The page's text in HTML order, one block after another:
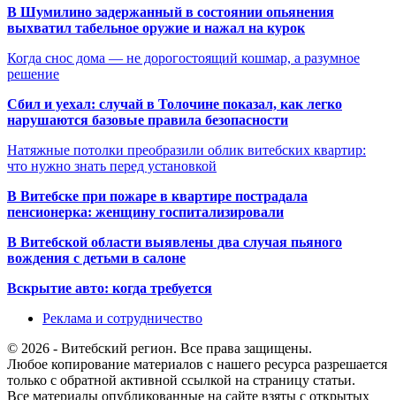
В Шумилино задержанный в состоянии опьянения
выхватил табельное оружие и нажал на курок
Когда снос дома — не дорогостоящий кошмар, а разумное
решение
Сбил и уехал: случай в Толочине показал, как легко
нарушаются базовые правила безопасности
Натяжные потолки преобразили облик витебских квартир:
что нужно знать перед установкой
В Витебске при пожаре в квартире пострадала
пенсионерка: женщину госпитализировали
В Витебской области выявлены два случая пьяного
вождения с детьми в салоне
Вскрытие авто: когда требуется
Реклама и сотрудничество
© 2026 - Витебский регион. Все права защищены.
Любое копирование материалов с нашего ресурса разрешается
только с обратной активной ссылкой на страницу статьи.
Все материалы опубликованные на сайте взяты с открытых